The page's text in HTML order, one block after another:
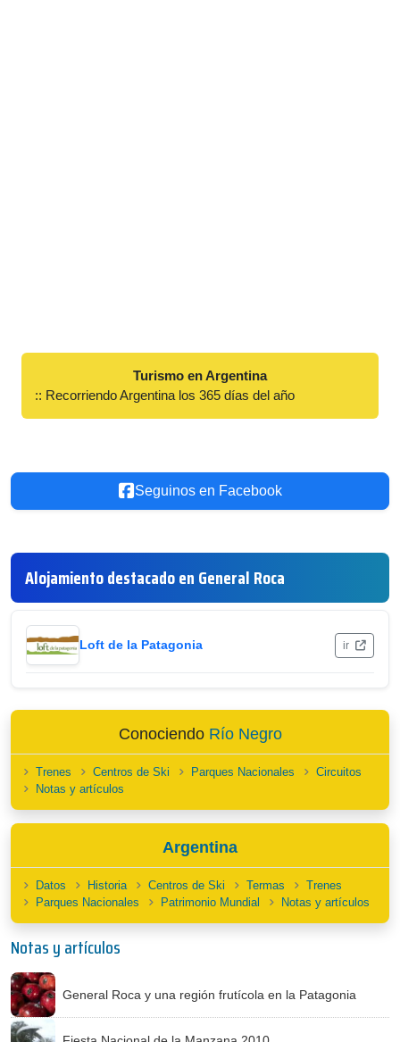
Turismo en Argentina
:: Recorriendo Argentina los 365 días del año
Seguinos en Facebook
Alojamiento destacado en General Roca
Loft de la Patagonia ir
Conociendo Río Negro
Trenes Centros de Ski Parques Nacionales
Circuitos
Notas y artículos
Argentina
Datos Historia Centros de Ski Termas
Trenes
Parques Nacionales
Patrimonio Mundial Notas y artículos
Notas y artículos
General Roca y una región frutícola en la Patagonia